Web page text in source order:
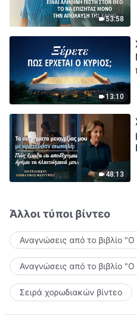
53:58
13:10
48:13
Άλλοι τύποι βίντεο
Αναγνώσεις από το βιβλίο
Αναγνώσεις από το βιβλίο
Σειρά χορωδιακών βίντεο